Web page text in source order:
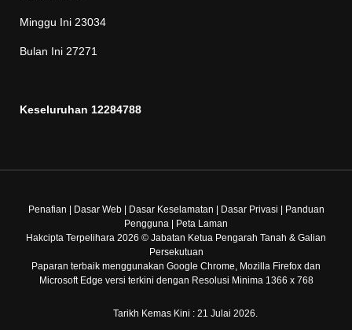
Minggu Ini 23034
Bulan Ini 27271
Keseluruhan 12284788
Penafian Dasar Web| Dasar Keselamatan Dasar Privasi
Panduan
Pengguna
Peta Laman
Hakcipta Terpelihara 2026 © Jabatan Ketua Pengarah Tanah & Galian
Persekutuan
Paparan terbaik menggunakan Google Chrome, Mozilla Firefox dan
Microsoft Edge versi terkini dengan Resolusi Minima 1366 x 768
Tarikh Kemas Kini : 21 Julai 2026.